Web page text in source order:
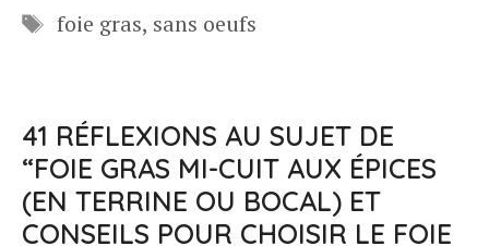
Étiquettes
foie gras, sans oeufs
41 RÉFLEXIONS AU SUJET DE
“FOIE GRAS MI-CUIT AUX ÉPICES
(EN TERRINE OU BOCAL) ET
CONSEILS POUR CHOISIR LE FOIE